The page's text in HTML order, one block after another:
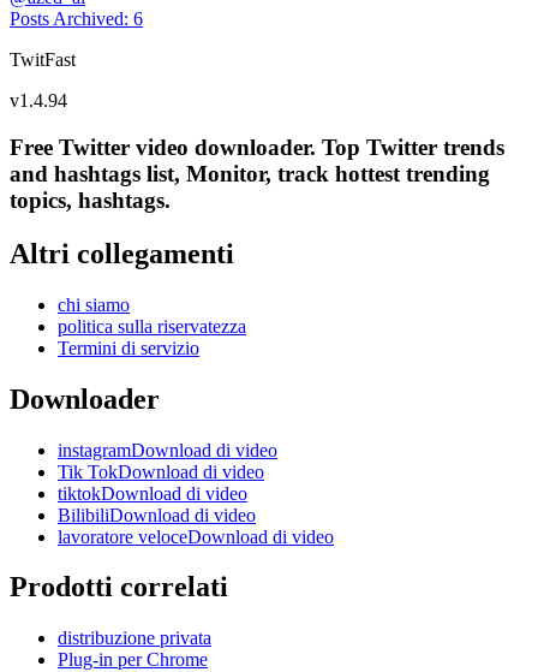
Posts Archived: 6
TwitFast
v1.4.94
Free Twitter video downloader. Top Twitter trends
and hashtags list, Monitor, track hottest trending
topics, hashtags.
Altri collegamenti
chi siamo
politica sulla riservatezza
Termini di servizio
Downloader
instagramDownload di video
Tik TokDownload di video
tiktokDownload di video
BilibiliDownload di video
lavoratore veloceDownload di video
Prodotti correlati
distribuzione privata
Plug-in per Chrome